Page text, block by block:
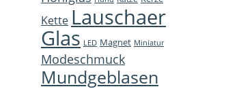
Kette Lauschaer
Glas LED Magnet Miniatur
Modeschmuck
Mundgeblasen